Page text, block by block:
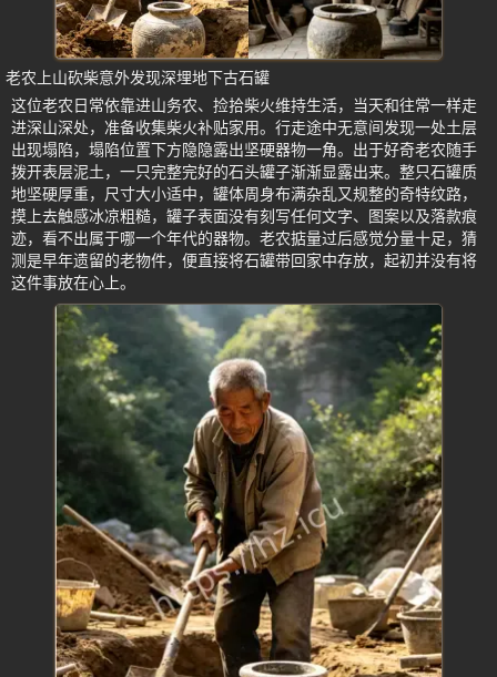
老农上山砍柴意外发现深埋地下古石罐
这位老农日常依靠进山务农、捡拾柴火维持生活，当天和往常一样走
进深山深处，准备收集柴火补贴家用。行走途中无意间发现一处土层
出现塌陷，塌陷位置下方隐隐露出坚硬器物一角。出于好奇老农随手
拨开表层泥土，一只完整完好的石头罐子渐渐显露出来。整只石罐质
地坚硬厚重，尺寸大小适中，罐体周身布满杂乱又规整的奇特纹路，
摸上去触感冰凉粗糙，罐子表面没有刻写任何文字、图案以及落款痕
迹，看不出属于哪一个年代的器物。老农掂量过后感觉分量十足，猜
测是早年遗留的老物件，便直接将石罐带回家中存放，起初并没有将
这件事放在心上。